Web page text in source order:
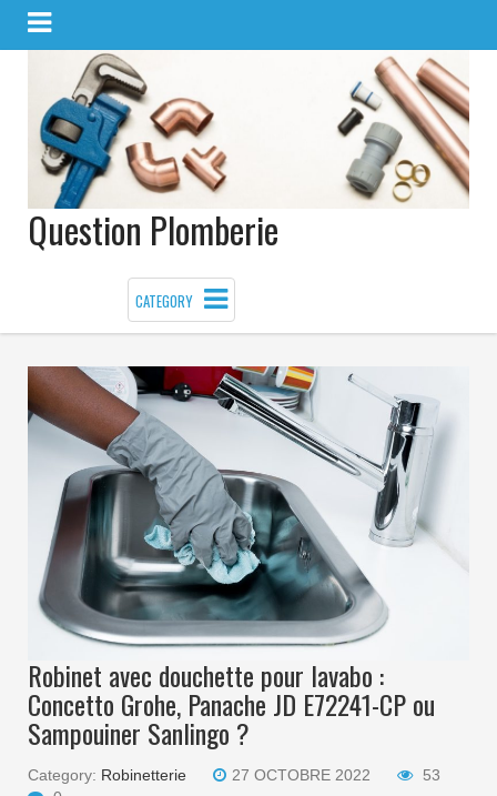
Question Plomberie
CATEGORY
Robinet avec douchette pour lavabo :
Concetto Grohe, Panache JD E72241-CP ou
Sampouiner Sanlingo ?
Category: Robinetterie 27 OCTOBRE 2022
53